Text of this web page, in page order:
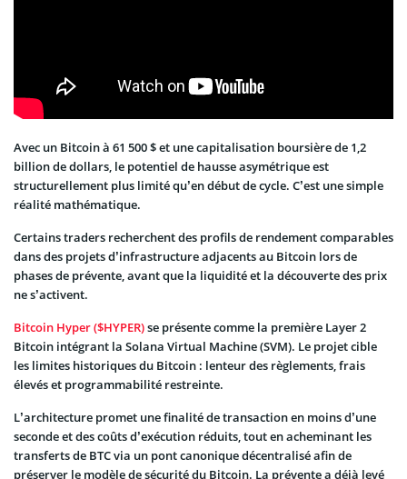
Avec un Bitcoin à 61 500 $ et une capitalisation boursière de 1,2
billion de dollars, le potentiel de hausse asymétrique est
structurellement plus limité qu’en début de cycle. C’est une simple
réalité mathématique.
Certains traders recherchent des profils de rendement comparables
dans des projets d’infrastructure adjacents au Bitcoin lors de
phases de prévente, avant que la liquidité et la découverte des prix
ne s’activent.
Bitcoin Hyper ($HYPER)se présente comme la première Layer 2
Bitcoin intégrant la Solana Virtual Machine (SVM). Le projet cible
les limites historiques du Bitcoin : lenteur des règlements, frais
élevés et programmabilité restreinte.
L’architecture promet une finalité de transaction en moins d’une
seconde et des coûts d’exécution réduits, tout en acheminant les
transferts de BTC via un pont canonique décentralisé afin de
préserver le modèle de sécurité du Bitcoin. La prévente a déjà levé